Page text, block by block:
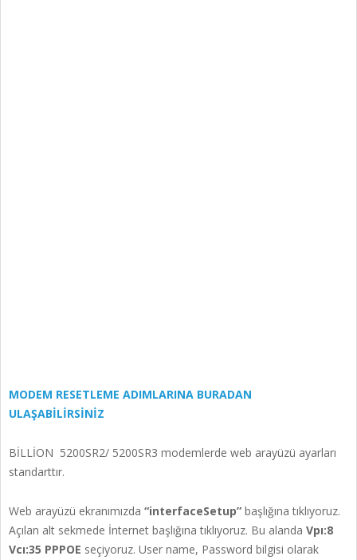
MODEM RESETLEME ADIMLARINA BURADAN
ULAŞABİLİRSİNİZ
BİLLİON 5200SR2/ 5200SR3 modemlerde web arayüzü ayarları
standarttır.
Web arayüzü ekranımızda “interfaceSetup” başlığına tıklıyoruz.
Açılan alt sekmede İnternet başlığına tıklıyoruz. Bu alanda Vpı:8
Vcı:35 PPPOE seçiyoruz. User name, Password bilgisi olarak